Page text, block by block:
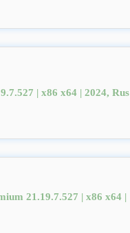
| x86 x64 | 2024, Rus
21.19.7.527 | x86 x64 |